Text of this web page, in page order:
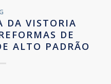
DA VISTORIA
DE
ALTO PADRÃO